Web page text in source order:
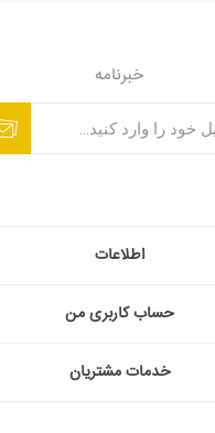
خبرنامه
اطلاعات
حساب کاربری من
خدمات مشتریان